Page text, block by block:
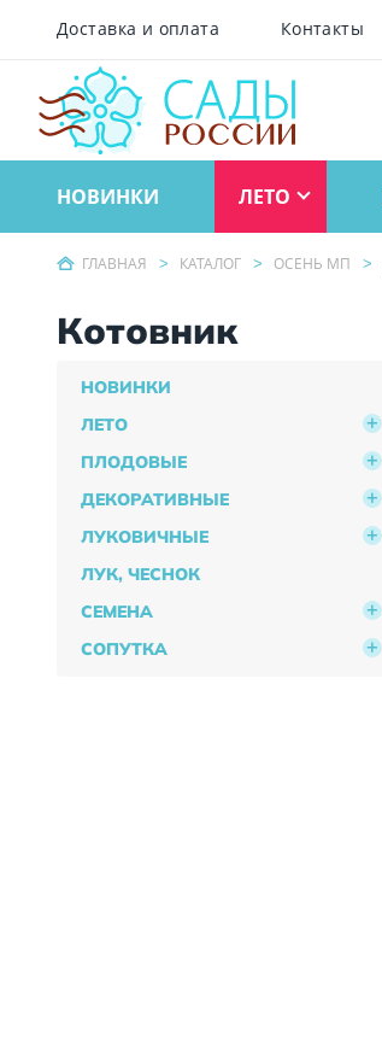
Доставка и оплата Контакты
НОВИНКИ ЛЕТО
ГЛАВНАЯ КАТАЛОГ ОСЕНЬ МП
Котовник
НОВИНКИ
ЛЕТО
ПЛОДОВЫЕ
ДЕКОРАТИВНЫЕ
ЛУКОВИЧНЫЕ
ЛУК, ЧЕСНОК
СЕМЕНА
СОПУТКА